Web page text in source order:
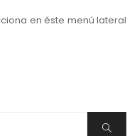
en éste menú lateral
Buscar